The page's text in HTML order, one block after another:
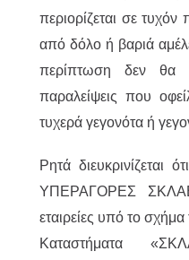
περιορίζεται σε τυχόν
από δόλο ή βαριά
περίπτωση δεν θα
παραλείψεις που
τυχερά γεγονότα ή
Ρητά διευκρινίζεται
ΥΠΕΡΑΓΟΡΕΣ
εταιρείες υπό το
Καταστήματα